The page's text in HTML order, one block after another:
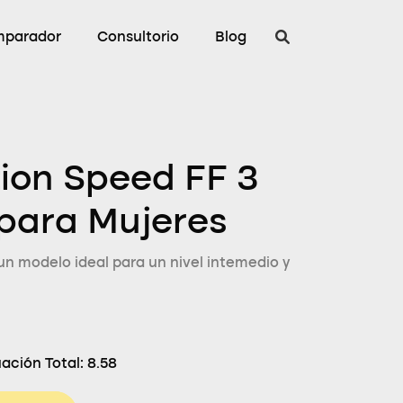
Consultorio Blog
Speed FF 3
Mujeres
modelo ideal para un nivel intemedio y
Total: 8.58